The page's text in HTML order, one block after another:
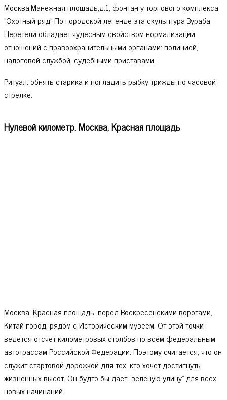
Москва,Манежная плошадь,д.1, фонтан у торгового комплекса
"Охотный ряд" По городской легенде эта скульптура Зураба
Церетели обладает чудесным свойством нормализации
отношений с правоохранительными органами: полицией,
налоговой службой, судебными приставами.
Ритуал: обнять старика и погладить рыбку трижды по часовой
стрелке.
Нулевой километр. Москва, Красная площадь
Москва, Красная площадь, перед Воскресенскими воротами,
Китай-город, рядом с Историческим музеем. От этой точки
ведется отсчет километровых столбов по всем федеральным
автотрассам Российской Федерации. Поэтому считается, что он
служит стартовой дорожкой для тех, кто хочет достигнуть
жизненных высот. Он будто бы дает "зеленую улицу" для всех
новых начинаний.